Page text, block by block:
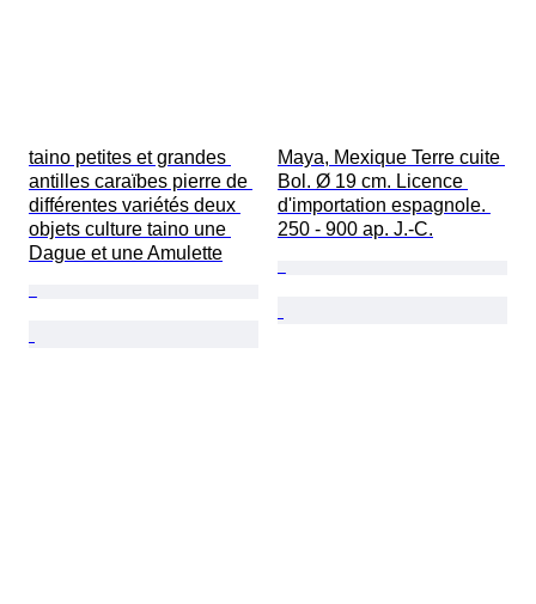
taino petites et grandes
antilles caraïbes pierre de
différentes variétés deux
objets culture taino une
Dague et une Amulette
Maya, Mexique Terre cuite
Bol. Ø 19 cm. Licence
d'importation espagnole.
250 - 900 ap. J.-C.